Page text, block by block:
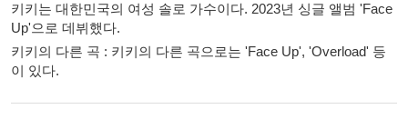
키키는 대한민국의 여성 솔로 가수이다. 2023년 싱글 앨범 'Face
Up'으로 데뷔했다.
키키의 다른 곡 : 키키의 다른 곡으로는 'Face Up', 'Overload' 등
이 있다.